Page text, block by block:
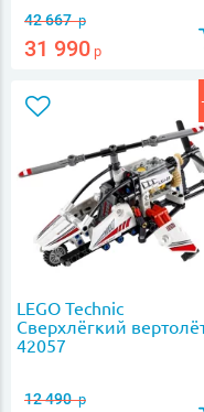
42 667р
31 990 р
LEGO Technic
Сверхлёгкий
42057
12 490р